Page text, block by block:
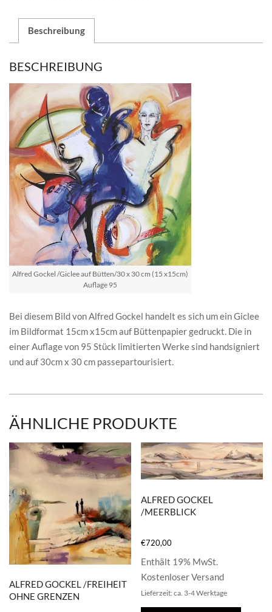
Beschreibung
BESCHREIBUNG
Alfred Gockel /Giclee auf Bütten/30 x 30 cm (15 x15cm)
Auflage 95
Bei diesem Bild von Alfred Gockel handelt es sich um ein Giclee
im Bildformat 15cm x15cm auf Büttenpapier gedruckt. Die in
einer Auflage von 95 Stück limitierten Werke sind handsigniert
und auf 30cm x 30 cm passepartourisiert.
ÄHNLICHE PRODUKTE
ALFRED GOCKEL /FREIHEIT
OHNE GRENZEN
ALFRED GOCKEL
/MEERBLICK
€720,00
Enthält 19% MwSt.
Kostenloser Versand
Lieferzeit: ca. 3-4 Werktage